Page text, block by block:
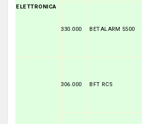
ELETTRONICA
330.000 BETALARM 5500
306.000 BFT RCS